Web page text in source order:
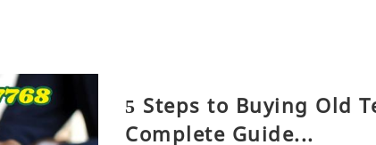
5 Steps to Buying Old
Complete Guide...